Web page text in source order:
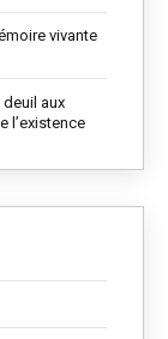
vivante
aux
l’existence